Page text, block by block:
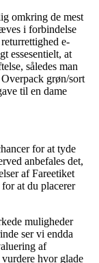
omkring de mest
i forbindelse
e-
essesentielt, at
således man
grøn/sort
til en dame
for at tyde
anbefales det,
af Fareetiket
at du placerer
muligheder
ser vi endda
af
hvor glade